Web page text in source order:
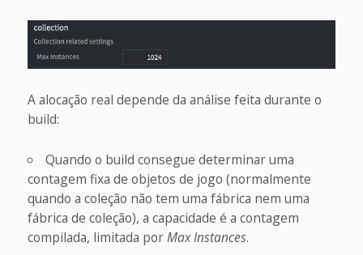
A alocação real depende da análise feita durante o
build:
Quando o build consegue determinar uma
contagem fixa de objetos de jogo (normalmente
quando a coleção não tem uma fábrica nem uma
fábrica de coleção), a capacidade é a contagem
compilada, limitada porMax Instances.